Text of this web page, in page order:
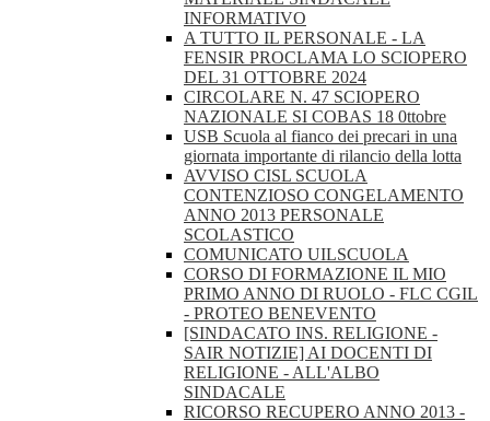
INFORMATIVO
A TUTTO IL PERSONALE - LA
FENSIR PROCLAMA LO SCIOPERO
DEL 31 OTTOBRE 2024
CIRCOLARE N. 47 SCIOPERO
NAZIONALE SI COBAS 18 0ttobre
USB Scuola al fianco dei precari in una
giornata importante di rilancio della lotta
AVVISO CISL SCUOLA
CONTENZIOSO CONGELAMENTO
ANNO 2013 PERSONALE
SCOLASTICO
COMUNICATO UILSCUOLA
CORSO DI FORMAZIONE IL MIO
PRIMO ANNO DI RUOLO - FLC CGIL
- PROTEO BENEVENTO
[SINDACATO INS. RELIGIONE -
SAIR NOTIZIE] AI DOCENTI DI
RELIGIONE - ALL'ALBO
SINDACALE
RICORSO RECUPERO ANNO 2013 -